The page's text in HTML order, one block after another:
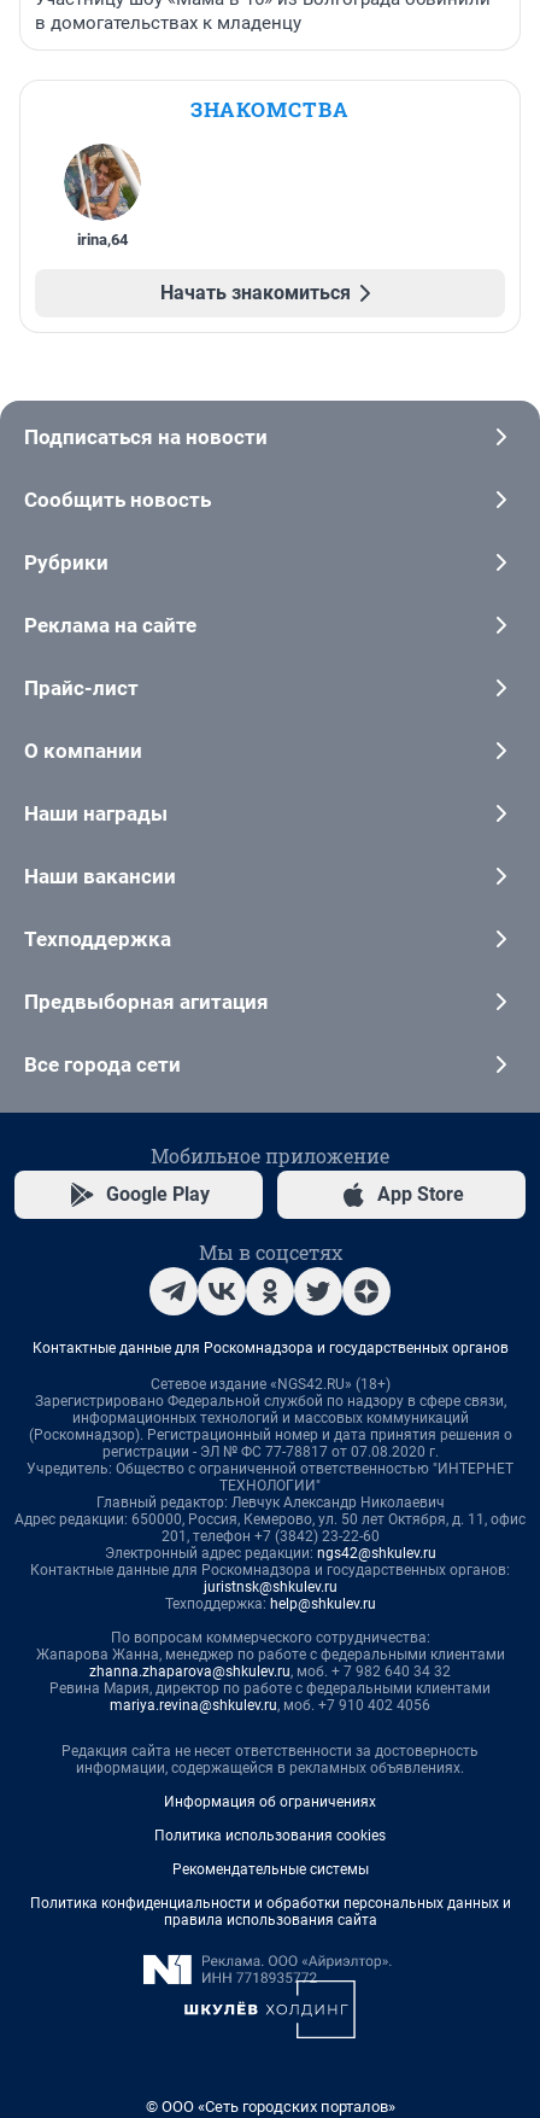
в домогательствах к младенцу
ЗНАКОМСТВА
irina,64
Начать знакомиться
Подписаться на новости
Сообщить новость
Рубрики
Реклама на сайте
Прайс-лист
О компании
Наши награды
Наши вакансии
Техподдержка
Предвыборная агитация
Все города сети
Мобильное приложение
Google Play App Store
Мы в соцсетях
Контактные данные для Роскомнадзора и государственных органов
Сетевое издание «NGS42.RU» (18+)
Зарегистрировано Федеральной службой по надзору в сфере связи,
информационных технологий и массовых коммуникаций
(Роскомнадзор). Регистрационный номер и дата принятия решения о
регистрации - ЭЛ № ФС 77-78817 от 07.08.2020 г.
Учредитель: Общество с ограниченной ответственностью "ИНТЕРНЕТ
ТЕХНОЛОГИИ"
Главный редактор: Левчук Александр Николаевич
Адрес редакции: 650000, Россия, Кемерово, ул. 50 лет Октября, д. 11, офис
201, телефон +7 (3842) 23-22-60
Электронный адрес редакции: ngs42@shkulev.ru
Контактные данные для Роскомнадзора и государственных органов:
juristnsk@shkulev.ru
Техподдержка: help@shkulev.ru
По вопросам коммерческого сотрудничества:
Жапарова Жанна, менеджер по работе с федеральными клиентами
zhanna.zhaparova@shkulev.ru, моб. + 7 982 640 34 32
Ревина Мария, директор по работе с федеральными клиентами
mariya.revina@shkulev.ru, моб. +7 910 402 4056
Редакция сайта не несет ответственности за достоверность
информации, содержащейся в рекламных объявлениях.
Информация об ограничениях
Политика использования cookies
Рекомендательные системы
Политика конфиденциальности и обработки персональных данных и
правила использования сайта
© ООО «Сеть городских порталов»